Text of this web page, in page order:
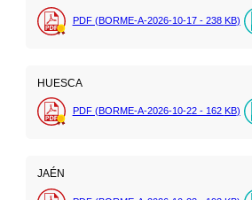
PDF (BORME-A-2026-10-17 - 238 KB)
HUESCA
PDF (BORME-A-2026-10-22 - 162 KB)
JAÉN